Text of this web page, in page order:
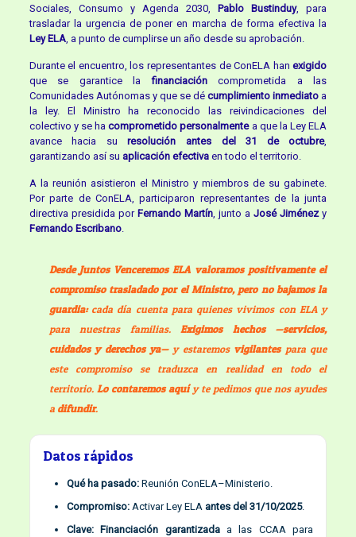
Sociales, Consumo y Agenda 2030,Pablo Bustinduy, para
trasladar la urgencia de poner en marcha de forma efectiva la
Ley ELA, a punto de cumplirse un año desde su aprobación.
Durante el encuentro, los representantes de ConELA hanexigido
que se garantice lafinanciacióncomprometida a las
Comunidades Autónomas y que se décumplimiento inmediato a
la ley. El Ministro ha reconocido las reivindicaciones del
colectivo y se hacomprometido personalmentea que la Ley ELA
avance hacia suresolución antes del 31 de octubre,
garantizando así su aplicación efectivaen todo el territorio.
A la reunión asistieron el Ministro y miembros de su gabinete.
Por parte de ConELA, participaron representantes de la junta
directiva presidida por Fernando Martín, junto aJosé Jiménezy
Fernando Escribano.
Desde Juntos Venceremos ELA valoramos positivamente el
compromiso trasladado por el Ministro, pero no bajamos la
guardia:cada día cuenta para quienes vivimos con ELA y
para nuestras familias.Exigimos hechos —servicios,
cuidados y derechos ya—y estaremos vigilantespara que
este compromiso se traduzca en realidad en todo el
territorio. Lo contaremos aquíy te pedimos que nos ayudes
a difundir.
Datos rápidos
Qué ha pasado:Reunión ConELA–Ministerio.
Compromiso:Activar Ley ELA antes del 31/10/2025.
Clave: Financiación garantizadaa las CCAA para